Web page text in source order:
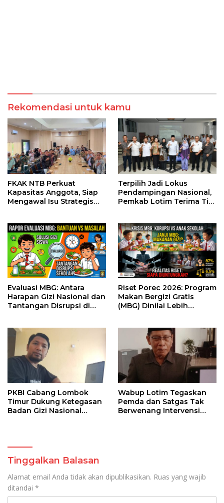
Rekomendasi untuk kamu
FKAK NTB Perkuat
Kapasitas Anggota, Siap
Mengawal Isu Strategis
Terpilih Jadi Lokus
Pendampingan Nasional,
Pemkab Lotim Terima Tim
Evaluasi MBG: Antara
Harapan Gizi Nasional dan
Tantangan Disrupsi di
Riset Porec 2026: Program
Makan Bergizi Gratis
(MBG) Dinilai Lebih
PKBI Cabang Lombok
Timur Dukung Ketegasan
Badan Gizi Nasional
Wabup Lotim Tegaskan
Pemda dan Satgas Tak
Berwenang Intervensi
Tinggalkan Balasan
Alamat email Anda tidak akan dipublikasikan. Ruas yang wajib
ditandai *